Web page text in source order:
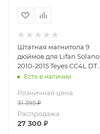
Штатная магнитола 9
дюймов для Lifan Solano
2010-2015 Teyes CC4L DTS
3311-6879 Android 13 6+64
Есть в наличии
Розничная цена
31 395₽
Распродажа
27 300 ₽